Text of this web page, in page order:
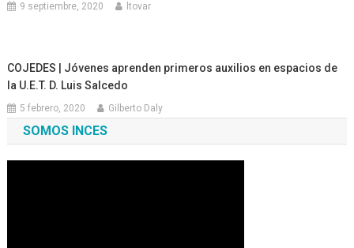
9 septiembre, 2020 ltovar
COJEDES | Jóvenes aprenden primeros auxilios en espacios de
la U.E.T. D. Luis Salcedo
5 febrero, 2020 Gilberto Daly
SOMOS INCES